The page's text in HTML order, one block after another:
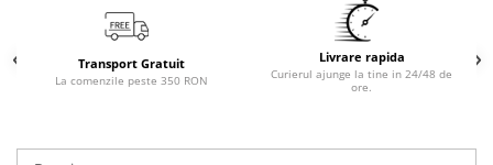
Transport Gratuit
La comenzile peste 350 RON
Livrare rapida
Curierul ajunge la tine in 24/48 de
ore.